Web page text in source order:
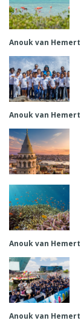
Anouk van Hemert
Anouk van Hemert
Anouk van Hemert
Anouk van Hemert